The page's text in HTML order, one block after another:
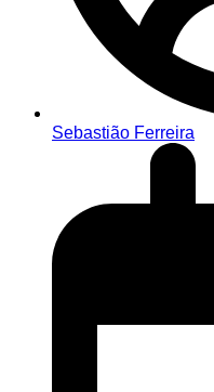
Sebastião Ferreira